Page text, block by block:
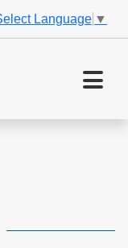
Language ▼